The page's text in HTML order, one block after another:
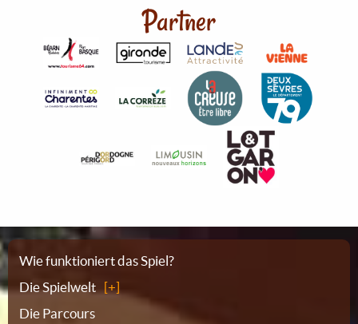
Partner
Sitemap
Wie funktioniert das Spiel?
Die Spielwelt
Die Parcours